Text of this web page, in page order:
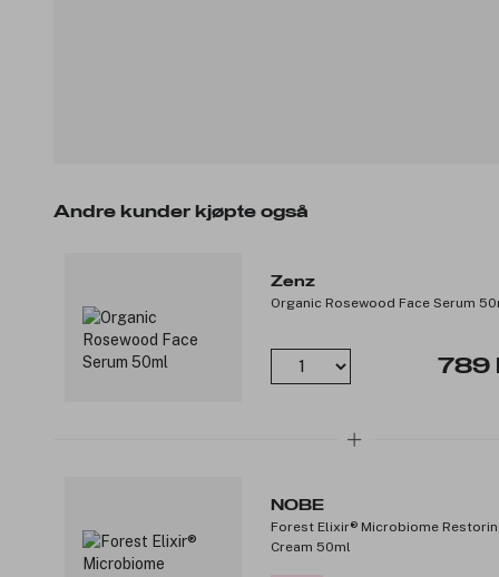
Andre kunder kjøpte også
Zenz
Organic Rosewood Face Serum
789
NOBE
Forest Elixir® Microbiome
Cream 50ml